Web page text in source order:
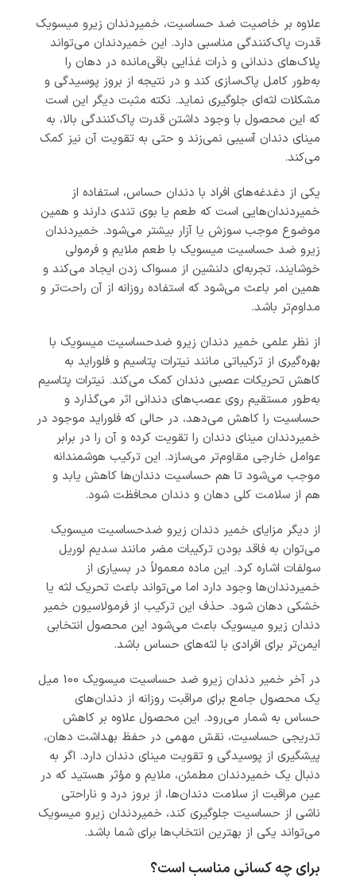
علاوه بر خاصیت ضد حساسیت، خمیردندان زیرو میسویک
قدرت پاک‌کنندگی مناسبی دارد. این خمیردندان می‌تواند
پلاک‌های دندانی و ذرات غذایی باقی‌مانده در دهان را
به‌طور کامل پاک‌سازی کند و در نتیجه از بروز پوسیدگی و
مشکلات لثه‌ای جلوگیری نماید. نکته مثبت دیگر این است
که این محصول با وجود داشتن قدرت پاک‌کنندگی بالا، به
مینای دندان آسیبی نمی‌زند و حتی به تقویت آن نیز کمک
می‌کند.
یکی از دغدغه‌های افراد با دندان حساس، استفاده از
خمیردندان‌هایی است که طعم یا بوی تندی دارند و همین
موضوع موجب سوزش یا آزار بیشتر می‌شود. خمیردندان
زیرو ضد حساسیت میسویک با طعم ملایم و فرمولی
خوشایند، تجربه‌ای دلنشین از مسواک زدن ایجاد می‌کند و
همین امر باعث می‌شود که استفاده روزانه از آن راحت‌تر و
مداوم‌تر باشد.
از نظر علمی خمیر دندان زیرو ضد‌حساسیت میسویک با
بهره‌گیری از ترکیباتی مانند نیترات پتاسیم و فلوراید به
کاهش تحریکات عصبی دندان کمک می‌کند. نیترات پتاسیم
به‌طور مستقیم روی عصب‌های دندانی اثر می‌گذارد و
حساسیت را کاهش می‌دهد، در حالی که فلوراید موجود در
خمیردندان مینای دندان را تقویت کرده و آن را در برابر
عوامل خارجی مقاوم‌تر می‌سازد. این ترکیب هوشمندانه
موجب می‌شود تا هم حساسیت دندان‌ها کاهش یابد و
هم از سلامت کلی دهان و دندان محافظت شود.
از دیگر مزایای خمیر دندان زیرو ضد‌حساسیت میسویک
می‌توان به فاقد بودن ترکیبات مضر مانند سدیم لوریل
سولفات اشاره کرد. این ماده معمولاً در بسیاری از
خمیردندان‌ها وجود دارد اما می‌تواند باعث تحریک لثه یا
خشکی دهان شود. حذف این ترکیب از فرمولاسیون خمیر
دندان زیرو میسویک باعث می‌شود این محصول انتخابی
ایمن‌تر برای افرادی با لثه‌های حساس باشد.
در آخر خمیر دندان زیرو ضد حساسیت میسویک 100 میل
یک محصول جامع برای مراقبت روزانه از دندان‌های
حساس به شمار می‌رود. این محصول علاوه بر کاهش
تدریجی حساسیت، نقش مهمی در حفظ بهداشت دهان،
پیشگیری از پوسیدگی و تقویت مینای دندان دارد. اگر به
دنبال یک خمیردندان مطمئن، ملایم و مؤثر هستید که در
عین مراقبت از سلامت دندان‌ها، از بروز درد و ناراحتی
ناشی از حساسیت جلوگیری کند، خمیردندان زیرو میسویک
می‌تواند یکی از بهترین انتخاب‌ها برای شما باشد.
برای چه کسانی مناسب است؟